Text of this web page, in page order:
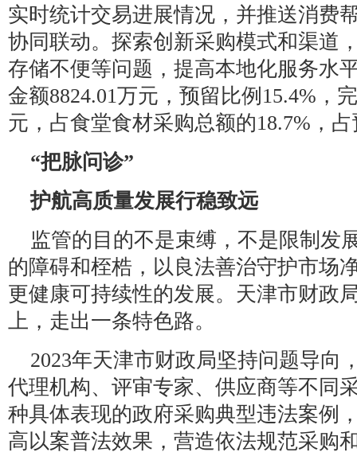
实时统计交易进展情况，并推送消费
协同联动。探索创新采购模式和渠道
存储不便等问题，提高本地化服务水
金额8824.01万元，预留比例15.4%，
元，占食堂食材采购总额的18.7%，
“把脉问诊”
护航高质量发展行稳致远
监管的目的不是束缚，不是限制发
的障碍和桎梏，以良法善治守护市场
更健康可持续性的发展。天津市财政
上，走出一条特色路。
2023年天津市财政局坚持问题导向
代理机构、评审专家、供应商等不同
种具体表现的政府采购典型违法案例
高以案普法效果，营造依法规范采购